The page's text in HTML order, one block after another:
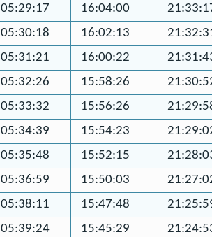
05:29:17 16:04:00
05:30:18 16:02:13
05:31:21 16:00:22
05:32:26 15:58:26
05:33:32 15:56:26
05:34:39 15:54:23
05:35:48 15:52:15
05:36:59 15:50:03
05:38:11 15:47:48
05:39:24 15:45:29